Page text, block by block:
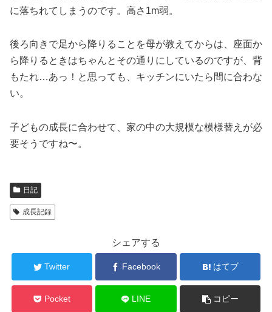
に落ちれてしまうのです。高さ1m弱。
後ろ向きで足から降りることを母が教えてからは、座面か
ら降りるときはちゃんとその通りにしているのですが、背
もたれ…あっ！と思っても、キッチンにいたら間に合わな
い。
子どもの成長に合わせて、家の中の大規模な模様替えが必
要そうですね〜。
日記
成長記録
シェアする
Twitter Facebook はてブ
Pocket LINE コピー